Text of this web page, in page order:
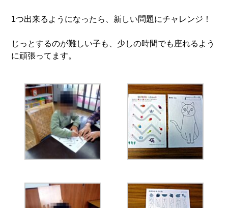
1つ出来るようになったら、新しい問題にチャレンジ！
じっとするのが難しい子も、少しの時間でも座れるよう
に頑張ってます。